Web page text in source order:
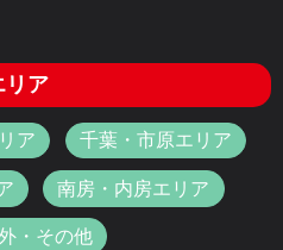
リア
ア 千葉・市原エリア
南房・内房エリア
・その他